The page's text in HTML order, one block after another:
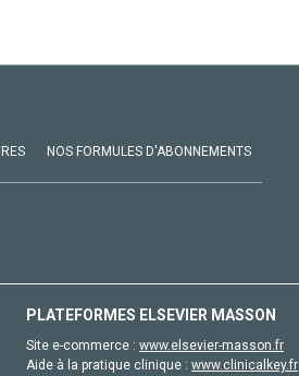
NOS FORMULES D'ABONNEMENTS
PLATEFORMES ELSEVIER MASSON
Site e-commerce : www.elsevier-masson.fr
Aide à la pratique clinique : www.clinicalkey.fr